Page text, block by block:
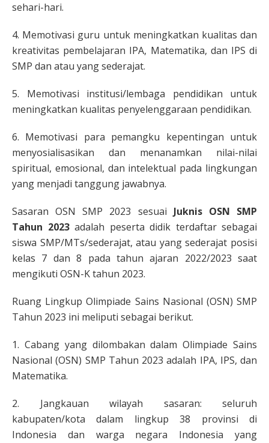
sehari-hari.
4. Memotivasi guru untuk meningkatkan kualitas dan
kreativitas pembelajaran IPA, Matematika, dan IPS di
SMP dan atau yang sederajat.
5. Memotivasi institusi/lembaga pendidikan untuk
meningkatkan kualitas penyelenggaraan pendidikan.
6. Memotivasi para pemangku kepentingan untuk
menyosialisasikan dan menanamkan nilai-nilai
spiritual, emosional, dan intelektual pada lingkungan
yang menjadi tanggung jawabnya.
Sasaran OSN SMP 2023 sesuai Juknis OSN SMP
Tahun 2023adalah peserta didik terdaftar sebagai
siswa SMP/MTs/sederajat, atau yang sederajat posisi
kelas 7 dan 8 pada tahun ajaran 2022/2023 saat
mengikuti OSN-K tahun 2023.
Ruang Lingkup Olimpiade Sains Nasional (OSN) SMP
Tahun 2023 ini meliputi sebagai berikut.
1. Cabang yang dilombakan dalam Olimpiade Sains
Nasional (OSN) SMP Tahun 2023 adalah IPA, IPS, dan
Matematika.
2. Jangkauan wilayah sasaran: seluruh
kabupaten/kota dalam lingkup 38 provinsi di
Indonesia dan warga negara Indonesia yang